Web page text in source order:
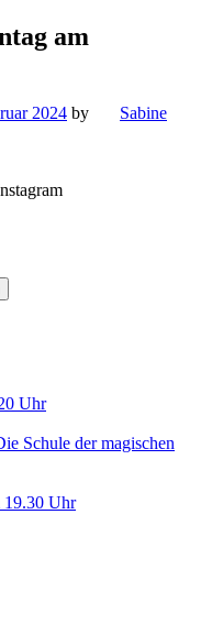
am
2024 by
Sabine
Uhr
Schule der magischen
19.30 Uhr